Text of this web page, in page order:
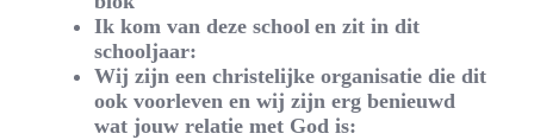
Ik kom van deze school en zit in dit
schooljaar:
Wij zijn een christelijke organisatie die dit
ook voorleven en wij zijn erg benieuwd
wat jouw relatie met God is: